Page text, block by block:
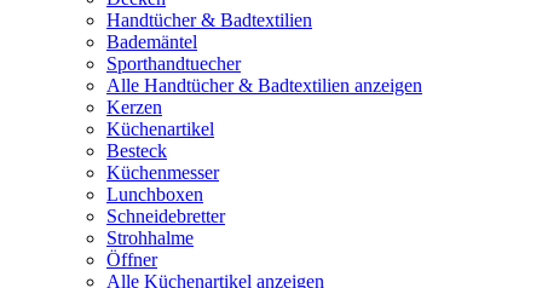
Handtücher & Badtextilien
Bademäntel
Sporthandtuecher
Alle Handtücher & Badtextilien anzeigen
Kerzen
Küchenartikel
Besteck
Küchenmesser
Lunchboxen
Schneidebretter
Strohhalme
Öffner
Alle Küchenartikel anzeigen